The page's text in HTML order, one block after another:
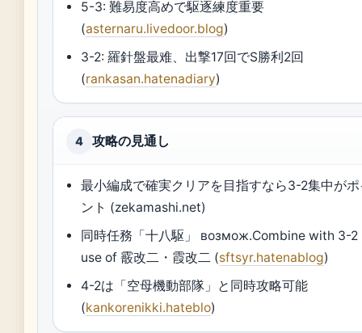
5-3: 難易度高めで駆逐練度重要
(asternaru.livedoor.blog)
3-2: 羅針盤最难、出撃17回でS勝利2回
(rankasan.hatenadiary)
4 攻略の見通し
最小編成で確実クリアを目指すなら3-2集中が
ント (zekamashi.net)
同時任務「十八駆」 возмож.Combine with 3-2
use of 霰改二・霞改二 (sftsyr.hatenablog)
4-2は「空母機動部隊」と同時攻略可能
(kankorenikki.hateblo)